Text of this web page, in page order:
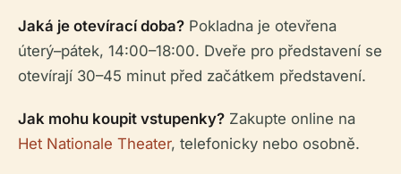
Jaká je otevírací doba? Pokladna je otevřena
úterý–pátek, 14:00–18:00. Dveře pro představení se
otevírají 30–45 minut před začátkem představení.
Jak mohu koupit vstupenky? Zakupte online na
Het Nationale Theater, telefonicky nebo osobně.